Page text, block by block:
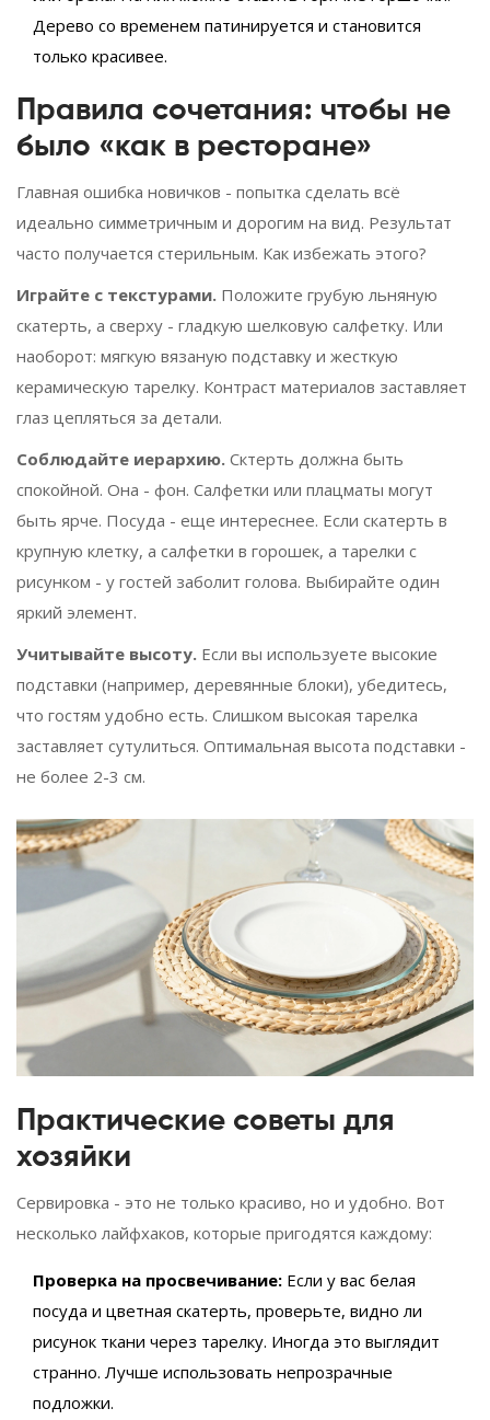
Дерево со временем патинируется и становится
только красивее.
Правила сочетания: чтобы не
было «как в ресторане»
Главная ошибка новичков - попытка сделать всё
идеально симметричным и дорогим на вид. Результат
часто получается стерильным. Как избежать этого?
Играйте с текстурами. Положите грубую льняную
скатерть, а сверху - гладкую шелковую салфетку. Или
наоборот: мягкую вязаную подставку и жесткую
керамическую тарелку. Контраст материалов заставляет
глаз цепляться за детали.
Соблюдайте иерархию. Сктерть должна быть
спокойной. Она - фон. Салфетки или плацматы могут
быть ярче. Посуда - еще интереснее. Если скатерть в
крупную клетку, а салфетки в горошек, а тарелки с
рисунком - у гостей заболит голова. Выбирайте один
яркий элемент.
Учитывайте высоту. Если вы используете высокие
подставки (например, деревянные блоки), убедитесь,
что гостям удобно есть. Слишком высокая тарелка
заставляет сутулиться. Оптимальная высота подставки -
не более 2-3 см.
Практические советы для
хозяйки
Сервировка - это не только красиво, но и удобно. Вот
несколько лайфхаков, которые пригодятся каждому:
Проверка на просвечивание: Если у вас белая
посуда и цветная скатерть, проверьте, видно ли
рисунок ткани через тарелку. Иногда это выглядит
странно. Лучше использовать непрозрачные
подложки.